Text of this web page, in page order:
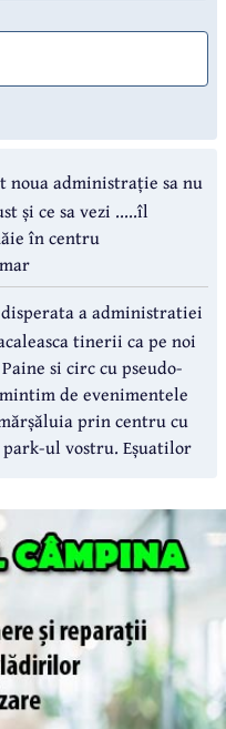
noua administrație sa nu
și ce sa vezi .....îl
în centru
a administratiei
tinerii ca pe noi
si circ cu pseudo-
de evenimentele
prin centru cu
park-ul vostru. Eșuatilor